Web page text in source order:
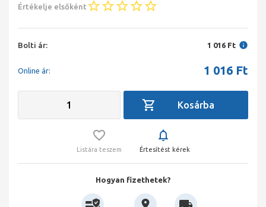
Értékelje elsőként
Bolti ár: 1 016 Ft
Online ár: 1 016 Ft
Listára teszem Értesítést kérek
Hogyan fizethetek?